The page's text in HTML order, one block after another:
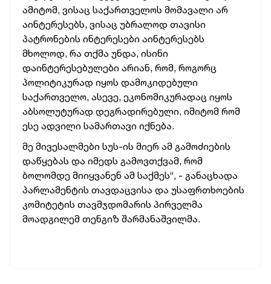
ამიტომ, ვისაც საქართველოს მომავალი არ
აინტერესებს, ვისაც უბრალოდ თავისი
პატრონების ინტერესები აინტერესებს
მხოლოდ, რა თქმა უნდა, ისინი
დაინტერესებულები არიან, რომ, როგორც
პოლიტიკურად იყოს დამოკიდებული
საქართველო, ასევე, ეკონომიკურადაც იყოს
აბსოლუტურად დეგრადირებული, იმიტომ რომ
ესე ადვილი სამართავი იქნება.
მე მივესალმები სუს-ის მიერ ამ გამოძიების
დაწყებას და იმედს გამოვთქვამ, რომ
ბოლომდე მიიყვანენ ამ საქმეს“, - განაცხადა
პარლამენტის თავდაცვისა და უსაფრთხოების
კომიტეტის თავმჯდომარის პირველმა
მოადგილემ თენგიზ შარმანაშვილმა.